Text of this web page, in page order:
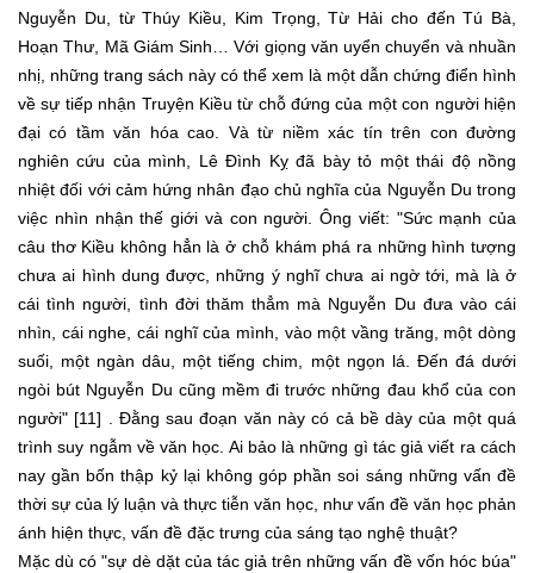
Nguyễn Du, từ Thúy Kiều, Kim Trọng, Từ Hải cho đến Tú Bà,
Hoạn Thư, Mã Giám Sinh… Với giọng văn uyển chuyển và nhuần
nhị, những trang sách này có thể xem là một dẫn chứng điển hình
về sự tiếp nhận Truyện Kiều từ chỗ đứng của một con người hiện
đại có tầm văn hóa cao. Và từ niềm xác tín trên con đường
nghiên cứu của mình, Lê Đình Kỵ đã bày tỏ một thái độ nồng
nhiệt đối với cảm hứng nhân đạo chủ nghĩa của Nguyễn Du trong
việc nhìn nhận thế giới và con người. Ông viết: "Sức mạnh của
câu thơ Kiều không hẳn là ở chỗ khám phá ra những hình tượng
chưa ai hình dung được, những ý nghĩ chưa ai ngờ tới, mà là ở
cái tình người, tình đời thăm thẳm mà Nguyễn Du đưa vào cái
nhìn, cái nghe, cái nghĩ của mình, vào một vầng trăng, một dòng
suối, một ngàn dâu, một tiếng chim, một ngọn lá. Đến đá dưới
ngòi bút Nguyễn Du cũng mềm đi trước những đau khổ của con
người" [11] . Đằng sau đoạn văn này có cả bề dày của một quá
trình suy ngẫm về văn học. Ai bảo là những gì tác giả viết ra cách
nay gần bốn thập kỷ lại không góp phần soi sáng những vấn đề
thời sự của lý luận và thực tiễn văn học, như vấn đề văn học phản
ánh hiện thực, vấn đề đặc trưng của sáng tạo nghệ thuật?
Mặc dù có "sự dè dặt của tác giả trên những vấn đề vốn hóc búa"